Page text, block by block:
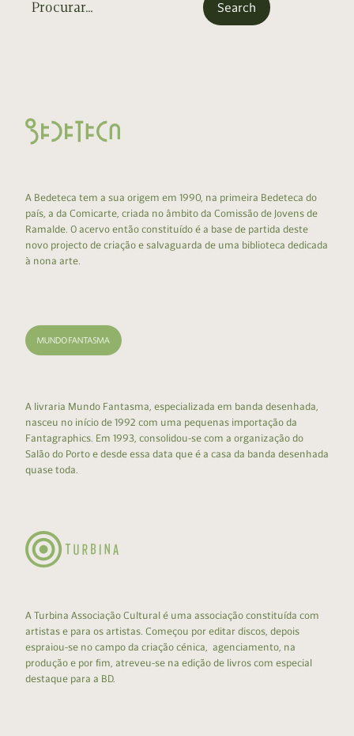
A Bedeteca tem a sua origem em 1990, na primeira Bedeteca do
país, a da Comicarte, criada no âmbito da Comissão de Jovens de
Ramalde. O acervo então constituído é a base de partida deste
novo projecto de criação e salvaguarda de uma biblioteca dedicada
à nona arte.
A livraria Mundo Fantasma, especializada em banda desenhada,
nasceu no início de 1992 com uma pequenas importação da
Fantagraphics. Em 1993, consolidou-se com a organização do
Salão do Porto e desde essa data que é a casa da banda desenhada
quase toda.
A Turbina Associação Cultural é uma associação constituída com
artistas e para os artistas. Começou por editar discos, depois
espraiou-se no campo da criação cénica, agenciamento, na
produção e por fim, atreveu-se na edição de livros com especial
destaque para a BD.